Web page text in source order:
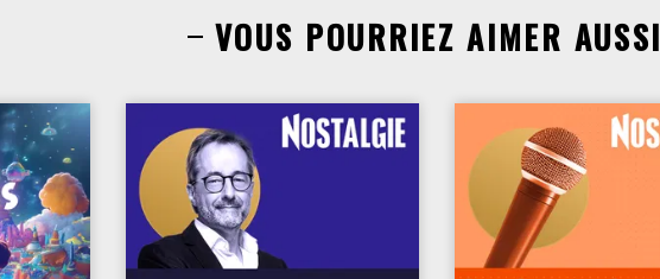
VOUS POURRIEZ AIMER AUSSI